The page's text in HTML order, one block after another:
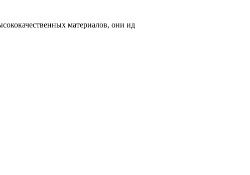
материалов, они ид